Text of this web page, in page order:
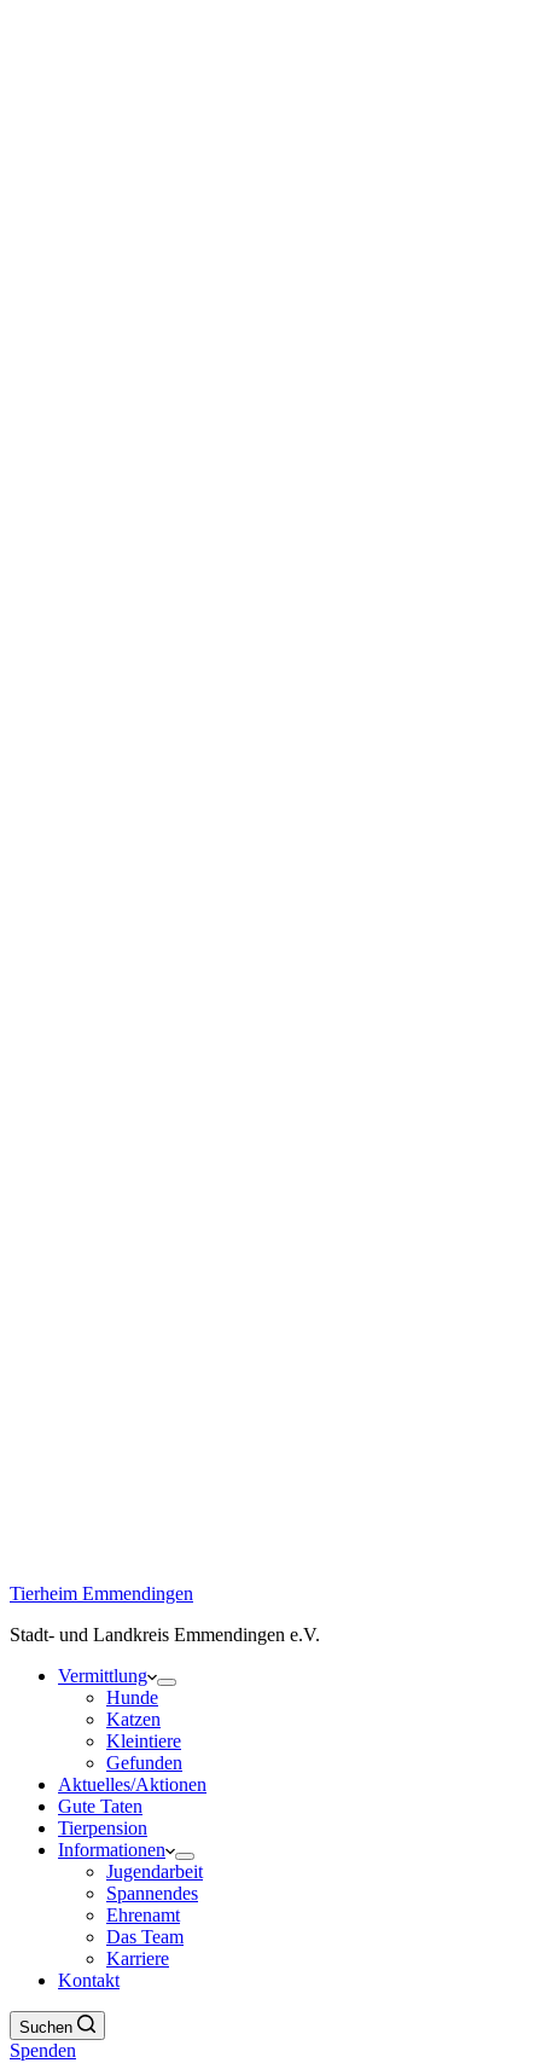
Tierheim Emmendingen
Stadt- und Landkreis Emmendingen e.V.
Vermittlung
Hunde
Katzen
Kleintiere
Gefunden
Aktuelles/Aktionen
Gute Taten
Tierpension
Informationen
Jugendarbeit
Spannendes
Ehrenamt
Das Team
Karriere
Kontakt
Suchen
Spenden